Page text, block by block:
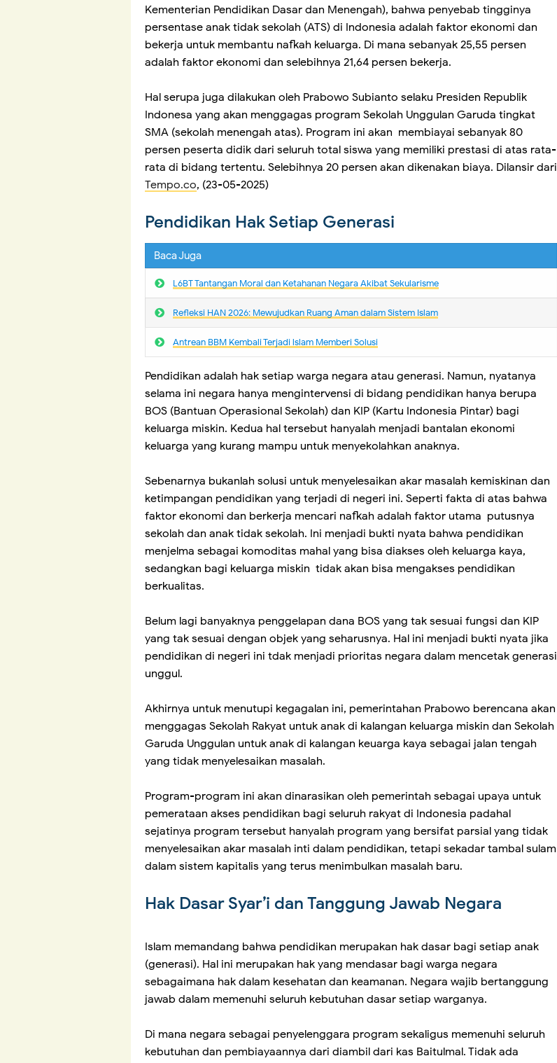
Kementerian Pendidikan Dasar dan Menengah), bahwa penyebab tingginya
persentase anak tidak sekolah (ATS) di Indonesia adalah faktor ekonomi dan
bekerja untuk membantu nafkah keluarga. Di mana sebanyak 25,55 persen
adalah faktor ekonomi dan selebihnya 21,64 persen bekerja.
Hal serupa juga dilakukan oleh Prabowo Subianto selaku Presiden Republik
Indonesa yang akan menggagas program Sekolah Unggulan Garuda tingkat
SMA (sekolah menengah atas). Program ini akan membiayai sebanyak 80
persen peserta didik dari seluruh total siswa yang memiliki prestasi di atas rata-
rata di bidang tertentu. Selebihnya 20 persen akan dikenakan biaya. Dilansir dari
Tempo.co, (23-05-2025)
Pendidikan Hak Setiap Generasi
Baca Juga
L6BT Tantangan Moral dan Ketahanan Negara Akibat Sekularisme
Refleksi HAN 2026: Mewujudkan Ruang Aman dalam Sistem Islam
Antrean BBM Kembali Terjadi lslam Memberi Solusi
Pendidikan adalah hak setiap warga negara atau generasi. Namun, nyatanya
selama ini negara hanya mengintervensi di bidang pendidikan hanya berupa
BOS (Bantuan Operasional Sekolah) dan KIP (Kartu Indonesia Pintar) bagi
keluarga miskin. Kedua hal tersebut hanyalah menjadi bantalan ekonomi
keluarga yang kurang mampu untuk menyekolahkan anaknya.
Sebenarnya bukanlah solusi untuk menyelesaikan akar masalah kemiskinan dan
ketimpangan pendidikan yang terjadi di negeri ini. Seperti fakta di atas bahwa
faktor ekonomi dan berkerja mencari nafkah adalah faktor utama putusnya
sekolah dan anak tidak sekolah. Ini menjadi bukti nyata bahwa pendidikan
menjelma sebagai komoditas mahal yang bisa diakses oleh keluarga kaya,
sedangkan bagi keluarga miskin tidak akan bisa mengakses pendidikan
berkualitas.
Belum lagi banyaknya penggelapan dana BOS yang tak sesuai fungsi dan KIP
yang tak sesuai dengan objek yang seharusnya. Hal ini menjadi bukti nyata jika
pendidikan di negeri ini tdak menjadi prioritas negara dalam mencetak generasi
unggul.
Akhirnya untuk menutupi kegagalan ini, pemerintahan Prabowo berencana akan
menggagas Sekolah Rakyat untuk anak di kalangan keluarga miskin dan Sekolah
Garuda Unggulan untuk anak di kalangan keuarga kaya sebagai jalan tengah
yang tidak menyelesaikan masalah.
Program-program ini akan dinarasikan oleh pemerintah sebagai upaya untuk
pemerataan akses pendidikan bagi seluruh rakyat di Indonesia padahal
sejatinya program tersebut hanyalah program yang bersifat parsial yang tidak
menyelesaikan akar masalah inti dalam pendidikan, tetapi sekadar tambal sulam
dalam sistem kapitalis yang terus menimbulkan masalah baru.
Hak Dasar Syar’i dan Tanggung Jawab Negara
Islam memandang bahwa pendidikan merupakan hak dasar bagi setiap anak
(generasi). Hal ini merupakan hak yang mendasar bagi warga negara
sebagaimana hak dalam kesehatan dan keamanan. Negara wajib bertanggung
jawab dalam memenuhi seluruh kebutuhan dasar setiap warganya.
Di mana negara sebagai penyelenggara program sekaligus memenuhi seluruh
kebutuhan dan pembiayaannya dari diambil dari kas Baitulmal. Tidak ada